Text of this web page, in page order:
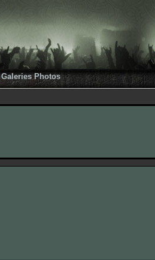
Galeries Photos